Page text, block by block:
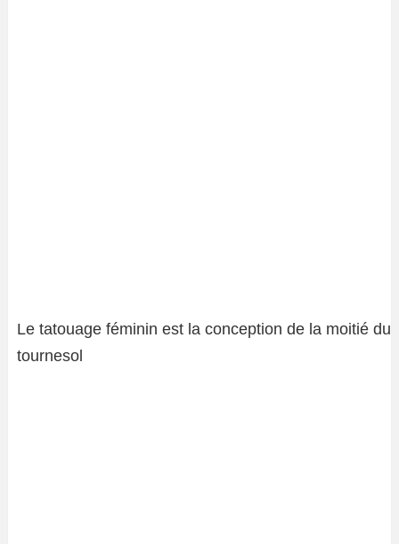
Le tatouage féminin est la conception de la moitié du
tournesol